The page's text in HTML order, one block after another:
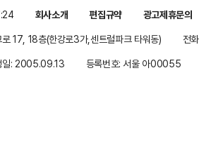
회사소개 편집규약
광고제휴문의
17, 18층(한강로3가,센트럴파크 타워동)
전
일: 2005.09.13 등록번호: 서울 아00055